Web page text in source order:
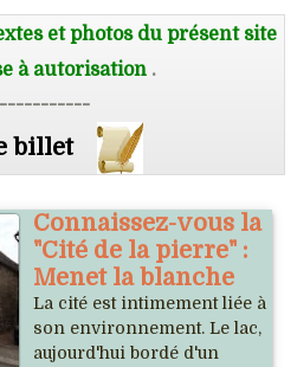
et photos du présent site
à autorisation.
billet
Connaissez-vous la
"Cité de la pierre" :
Menet la blanche
La cité est intimement liée à
son environnement. Le lac,
aujourd'hui bordé d'un